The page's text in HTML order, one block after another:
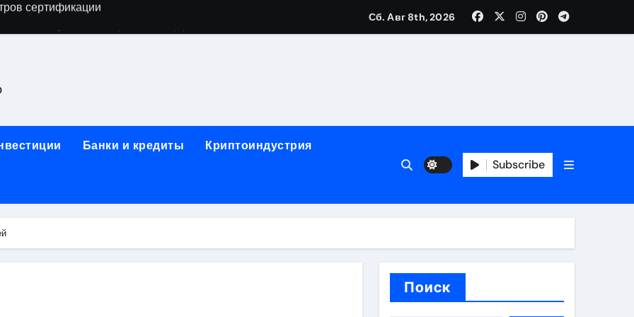
бра в виде факела с эффектом старины
работы на объектах культурного наследия
одежды: джемперы, брюки, куртки
для международных расчетов
от проектной документации до противопожарных мероприятий и обустройства мест отдыха
Сб. Авг 8th, 2026
Банки и кредиты Криптоиндустрия
Subscribe
Поиск